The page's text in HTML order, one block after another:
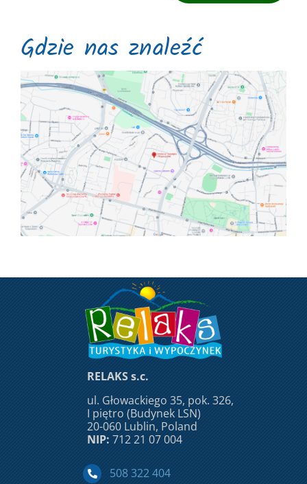
Gdzie nas znaleźć
RELAKS s.c.
ul. Głowackiego 35, pok. 326,
I piętro (Budynek LSN)
20-060 Lublin, Poland
NIP: 712 21 07 004
508 322 404